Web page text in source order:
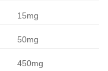
15mg
50mg
450mg